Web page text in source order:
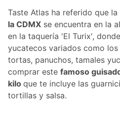
Taste Atlas ha referido que la
la CDMX se encuentra en la
en la taquería 'El Turix',
yucatecos variados como
tortas, panuchos, tamales
comprar este famoso
kilo que te incluye las
tortillas y salsa.